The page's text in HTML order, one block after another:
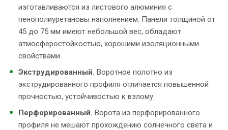
изготавливаются из листового алюминия с
пенополиуретановы наполнением. Панели толщиной от
45 до 75 мм имеют небольшой вес, обладают
атмосферостойкостью, хорошими изоляционными
свойствами.
Экструдированный. Воротное полотно из
экструдированного профиля отличается повышенной
прочностью, устойчивостью к взлому.
Перфорированный. Ворота из перфорированного
профиля не мешают прохождению солнечного света и